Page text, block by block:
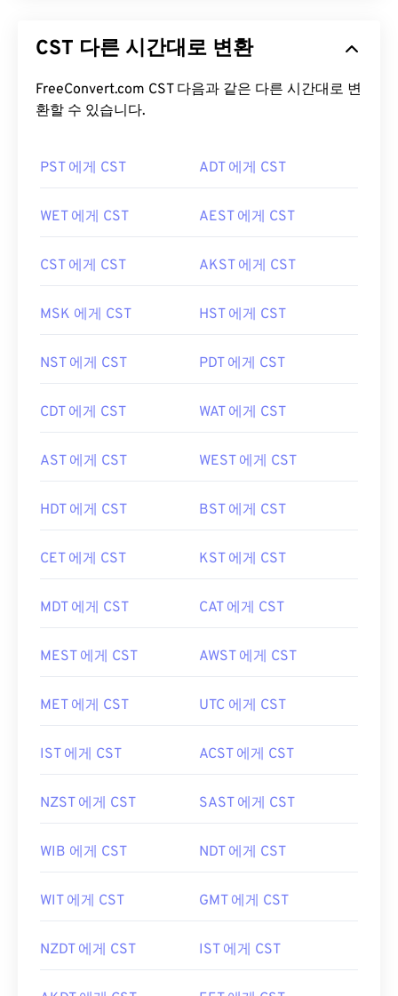
CST 다른 시간대로 변환
FreeConvert.com CST 다음과 같은 다른 시간대로 변
환할 수 있습니다.
PST 에게 CST ADT 에게 CST
WET 에게 CST AEST 에게 CST
CST 에게 CST AKST 에게 CST
MSK 에게 CST HST 에게 CST
NST 에게 CST PDT 에게 CST
CDT 에게 CST WAT 에게 CST
AST 에게 CST WEST 에게 CST
HDT 에게 CST BST 에게 CST
CET 에게 CST KST 에게 CST
MDT 에게 CST CAT 에게 CST
MEST 에게 CST AWST 에게 CST
MET 에게 CST UTC 에게 CST
IST 에게 CST ACST 에게 CST
NZST 에게 CST SAST 에게 CST
WIB 에게 CST NDT 에게 CST
WIT 에게 CST GMT 에게 CST
NZDT 에게 CST IST 에게 CST